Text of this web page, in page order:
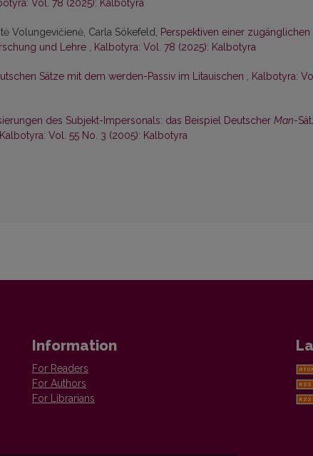
Vol. 78 (2025): Kalbotyra
Volungevičienė, Carla Sökefeld, Perspektiven einer zugänglichen
und Lehre , Kalbotyra: Vol. 78 (2025): Kalbotyra
Sätze mit dem werden-Passiv im Litauischen , Kalbotyra:
des Subjekt-Impersonals: das Beispiel Deutscher Man-
Kalbotyra: Vol. 55 No. 3 (2005): Kalbotyra
Information
For Readers
For Authors
For Librarians